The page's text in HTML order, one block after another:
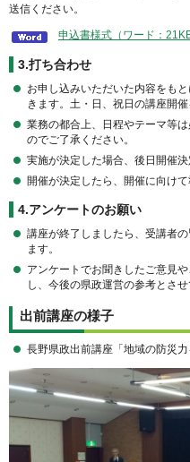
送信ください。
申込書様式（ワード：21KB
3.打ち合わせ
お申し込みいただいた内容をも
きます。土・日、祝日の講座開
業務の都合上、日程やテーマ等
のでご了承ください。
実施が決定した場合、後日開催決
開催が決定したら、開催に向けて
4.アンケートのお願い
講座が終了しましたら、受講者
ます。
アンケートでお聞きしたご意見
し、今後の県政運営の参考とさせ
出前講座の様子
長野県政出前講座「地域の防災力